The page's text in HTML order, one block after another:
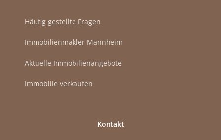
Häufig gestellte Fragen
Immobilienmakler Mannheim
Aktuelle Immobilienangebote
Immobilie verkaufen
Kontakt